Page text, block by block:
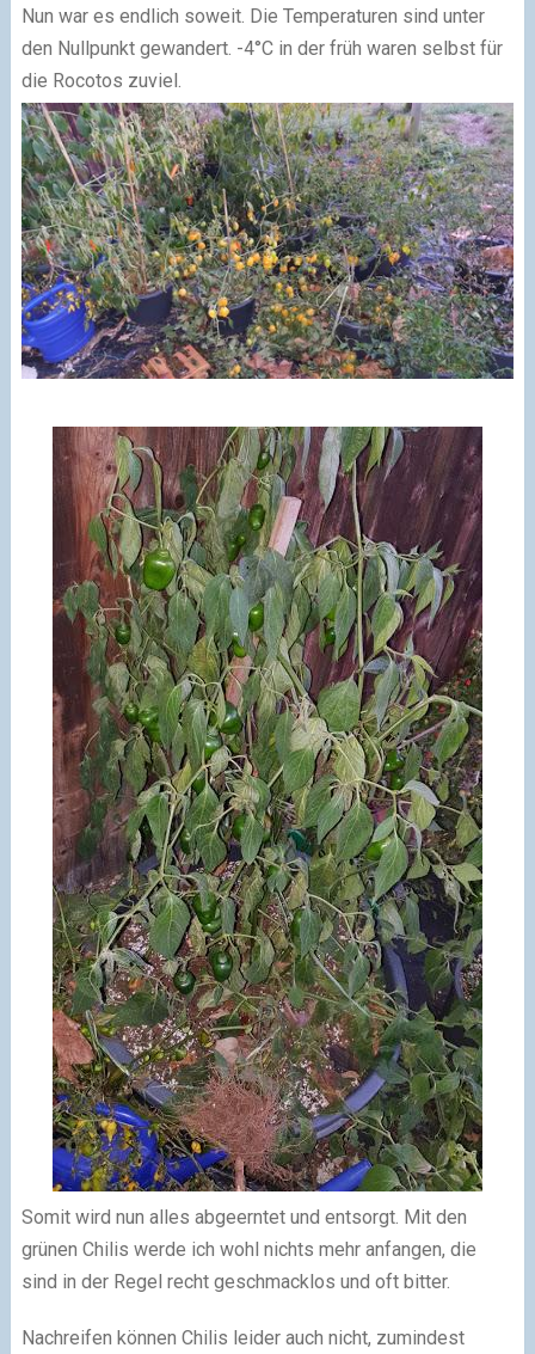
Nun war es endlich soweit. Die Temperaturen sind unter
den Nullpunkt gewandert. -4°C in der früh waren selbst für
die Rocotos zuviel.
Somit wird nun alles abgeerntet und entsorgt. Mit den
grünen Chilis werde ich wohl nichts mehr anfangen, die
sind in der Regel recht geschmacklos und oft bitter.
Nachreifen können Chilis leider auch nicht, zumindest